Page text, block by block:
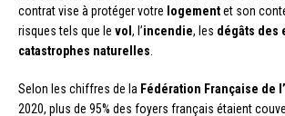
contrat vise à protéger votre logementet son
risques tels que le vol , l’incendie, les dégâts des
catastrophes naturelles
Selon les chiffres de la Fédération Française de
2020, plus de 95% des foyers français étaient